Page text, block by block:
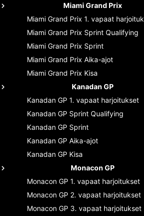
Miami Grand Prix
Miami Grand Prix 1. vapaat
Miami Grand Prix Sprint Qualifying
Miami Grand Prix Sprint
Miami Grand Prix Aika-ajot
Miami Grand Prix Kisa
Kanadan GP
Kanadan GP 1. vapaat harjoitukset
Kanadan GP Sprint Qualifying
Kanadan GP Sprint
Kanadan GP Aika-ajot
Kanadan GP Kisa
Monacon GP
Monacon GP 1. vapaat harjoitukset
Monacon GP 2. vapaat harjoitukset
Monacon GP 3. vapaat harjoitukset